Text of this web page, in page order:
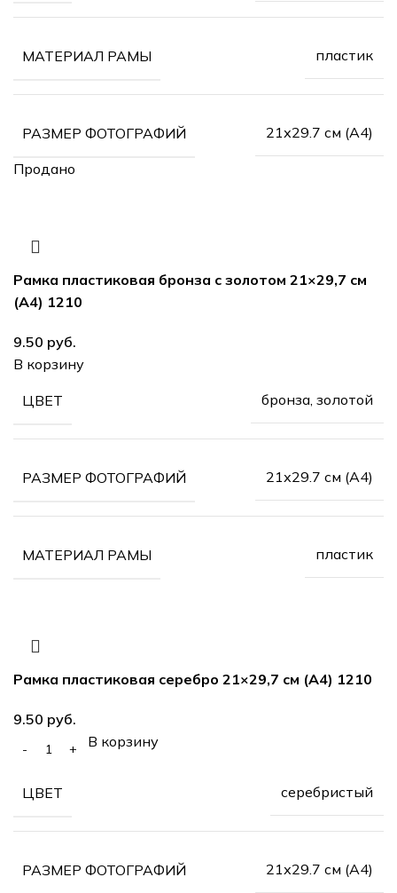
МАТЕРИАЛ РАМЫ пластик
РАЗМЕР ФОТОГРАФИЙ 21х29.7 см (А4)
Продано
Рамка пластиковая бронза с золотом 21×29,7 см
(А4) 1210
9.50 руб.
В корзину
ЦВЕТ бронза, золотой
РАЗМЕР ФОТОГРАФИЙ 21х29.7 см (А4)
МАТЕРИАЛ РАМЫ пластик
Рамка пластиковая серебро 21×29,7 см (А4) 1210
9.50 руб.
В корзину
ЦВЕТ серебристый
РАЗМЕР ФОТОГРАФИЙ 21х29.7 см (А4)